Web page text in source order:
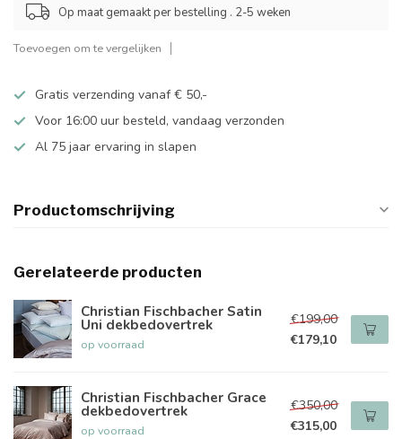
Op maat gemaakt per bestelling . 2-5 weken
Toevoegen om te vergelijken
Gratis verzending vanaf € 50,-
Voor 16:00 uur besteld, vandaag verzonden
Al 75 jaar ervaring in slapen
Productomschrijving
Gerelateerde producten
Christian Fischbacher Satin
Uni dekbedovertrek
op voorraad
€199,00
€179,10
Christian Fischbacher Grace
dekbedovertrek
op voorraad
€350,00
€315,00